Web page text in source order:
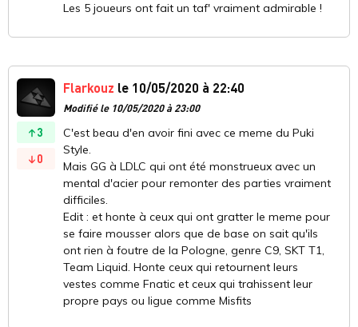
Les 5 joueurs ont fait un taf' vraiment admirable !
3
0
Flarkouz le 10/05/2020 à 22:40
Modifié le 10/05/2020 à 23:00
C'est beau d'en avoir fini avec ce meme du Puki
Style.
Mais GG à LDLC qui ont été monstrueux avec un
mental d'acier pour remonter des parties vraiment
difficiles.
Edit : et honte à ceux qui ont gratter le meme pour
se faire mousser alors que de base on sait qu'ils
ont rien à foutre de la Pologne, genre C9, SKT T1,
Team Liquid. Honte ceux qui retournent leurs
vestes comme Fnatic et ceux qui trahissent leur
propre pays ou ligue comme Misfits